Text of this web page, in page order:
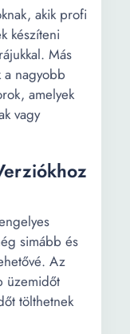
akik profi
készíteni
Más
a nagyobb
amelyek
vagy
simább és
Az
üzemidőt
tölthetnek